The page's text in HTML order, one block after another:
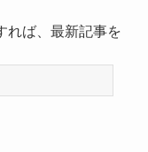
れば、最新記事を